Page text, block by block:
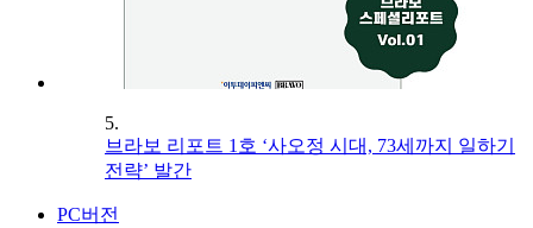
5.
브라보 리포트 1호 ‘사오정 시대, 73세까지 일하기
전략’ 발간
PC버전